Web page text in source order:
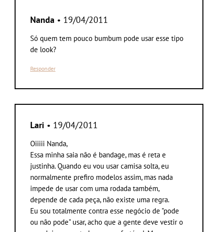
Nanda • 19/04/2011
Só quem tem pouco bumbum pode usar esse tipo
de look?
Responder
Lari • 19/04/2011
Oiiiii Nanda,
Essa minha saia não é bandage, mas é reta e
justinha. Quando eu vou usar camisa solta, eu
normalmente prefiro modelos assim, mas nada
impede de usar com uma rodada também,
depende de cada peça, não existe uma regra.
Eu sou totalmente contra esse negócio de "pode
ou não pode" usar, acho que a gente deve vestir o